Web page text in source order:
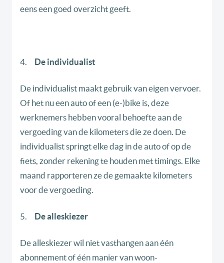
eens een goed overzicht geeft.
4. De individualist
De individualist maakt gebruik van eigen vervoer.
Of het nu een auto of een (e-)bike is, deze
werknemers hebben vooral behoefte aan de
vergoeding van de kilometers die ze doen. De
individualist springt elke dag in de auto of op de
fiets, zonder rekening te houden met timings. Elke
maand rapporteren ze de gemaakte kilometers
voor de vergoeding.
5. De alleskiezer
De alleskiezer wil niet vasthangen aan één
abonnement of één manier van woon-